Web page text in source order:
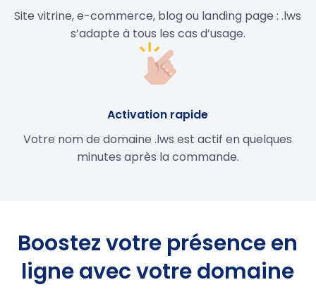
Site vitrine, e-commerce, blog ou landing page : .lws
s’adapte à tous les cas d’usage.
Activation rapide
Votre nom de domaine .lws est actif en quelques
minutes après la commande.
Boostez votre présence en
ligne avec votre domaine